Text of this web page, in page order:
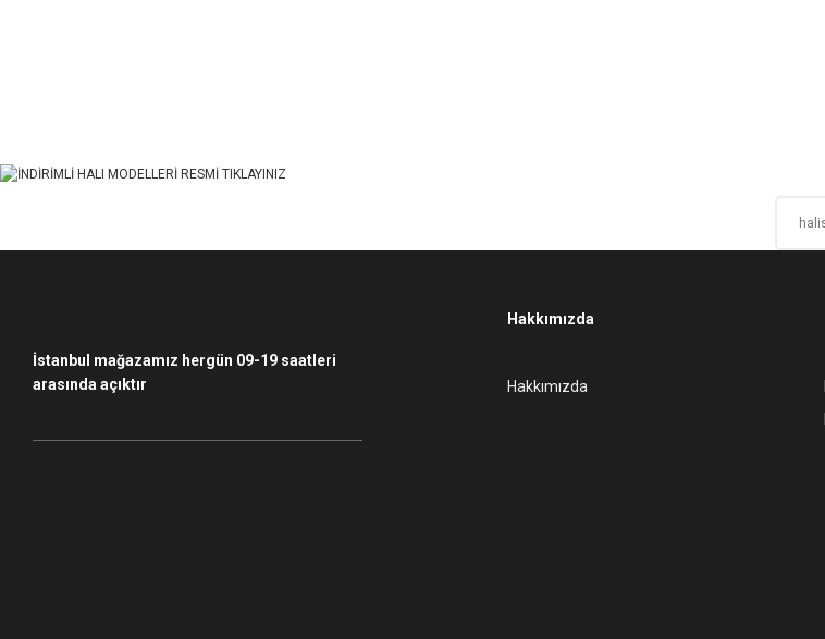
Ürün fiyatı diğer sitelerden daha pahalı.
İstanbul mağazamız hergün 09-19 saatleri
arasında açıktır
Hakkımızda
Hakkımızda